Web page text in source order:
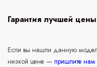
Гарантия лучшей цены
Если вы нашли данную
низкой цене — пришлите нам